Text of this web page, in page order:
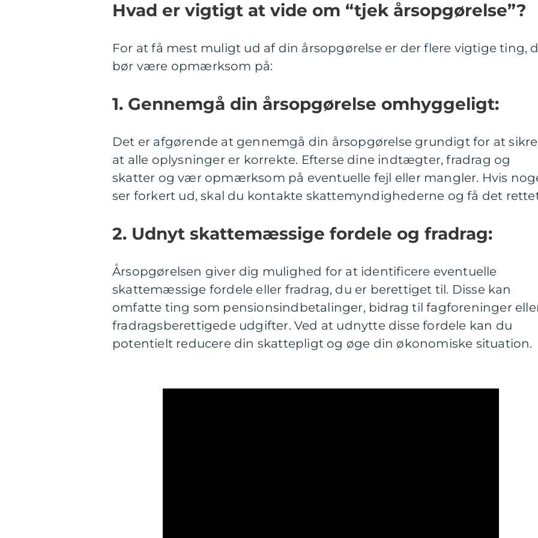
Hvad er vigtigt at vide om “tjek årsopgørelse”?
For at få mest muligt ud af din årsopgørelse er der flere vigtige ting,
bør være opmærksom på:
1. Gennemgå din årsopgørelse omhyggeligt:
Det er afgørende at gennemgå din årsopgørelse grundigt for at
at alle oplysninger er korrekte. Efterse dine indtægter, fradrag og
skatter og vær opmærksom på eventuelle fejl eller mangler. Hvis
ser forkert ud, skal du kontakte skattemyndighederne og få det
2. Udnyt skattemæssige fordele og fradrag:
Årsopgørelsen giver dig mulighed for at identificere eventuelle
skattemæssige fordele eller fradrag, du er berettiget til. Disse kan
omfatte ting som pensionsindbetalinger, bidrag til fagforeninger
fradragsberettigede udgifter. Ved at udnytte disse fordele kan du
potentielt reducere din skattepligt og øge din økonomiske situation.